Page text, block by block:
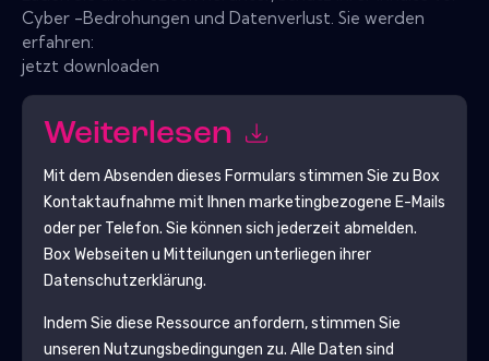
Cyber ​​-Bedrohungen und Datenverlust. Sie werden
erfahren:
jetzt downloaden
Weiterlesen
Mit dem Absenden dieses Formulars stimmen Sie zu Box
Kontaktaufnahme mit Ihnen marketingbezogene E-Mails
oder per Telefon. Sie können sich jederzeit abmelden.
Box Webseiten u Mitteilungen unterliegen ihrer
Datenschutzerklärung.
Indem Sie diese Ressource anfordern, stimmen Sie
unseren Nutzungsbedingungen zu. Alle Daten sind